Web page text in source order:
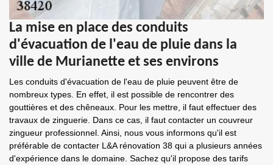
La mise en place des conduits
d'évacuation de l'eau de pluie dans la
ville de Murianette et ses environs
Les conduits d'évacuation de l'eau de pluie peuvent être de
nombreux types. En effet, il est possible de rencontrer des
gouttières et des chêneaux. Pour les mettre, il faut effectuer des
travaux de zinguerie. Dans ce cas, il faut contacter un couvreur
zingueur professionnel. Ainsi, nous vous informons qu'il est
préférable de contacter L&A rénovation 38 qui a plusieurs années
d'expérience dans le domaine. Sachez qu'il propose des tarifs